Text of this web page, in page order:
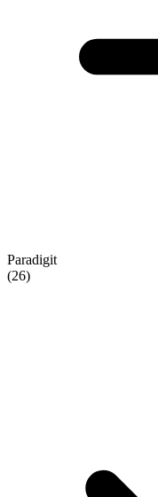
Paradigit
(26)